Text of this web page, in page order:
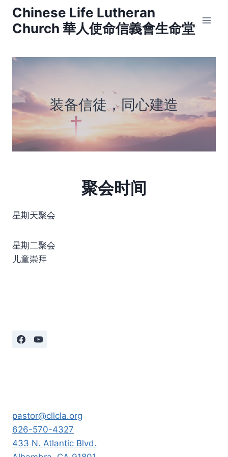
Skip
content
Chinese Life Lutheran
Church 華人使命信義會生命堂
装备信徒，同心建造
聚会时间
星期天聚会
星期二聚会
儿童崇拜
pastor@cllcla.org
626-570-4327
433 N. Atlantic Blvd.